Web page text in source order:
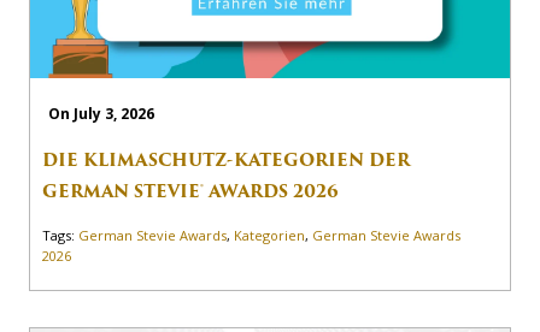
On July 3, 2026
DIE KLIMASCHUTZ-KATEGORIEN DER
GERMAN STEVIE® AWARDS 2026
Tags: German Stevie Awards, Kategorien, German Stevie Awards
2026